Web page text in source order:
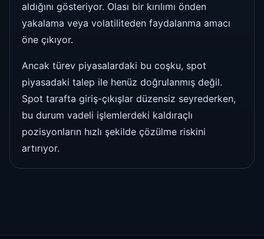
aldığını gösteriyor. Olası bir kırılımı önden
yakalama veya volatiliteden faydalanma amacı
öne çıkıyor.
Ancak türev piyasalardaki bu coşku, spot
piyasadaki talep ile henüz doğrulanmış değil.
Spot tarafta giriş-çıkışlar düzensiz seyrederken,
bu durum vadeli işlemlerdeki kaldıraçlı
pozisyonların hızlı şekilde çözülme riskini
artırıyor.